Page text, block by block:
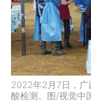
2022年2月7日，广
酸检测。图/视觉中